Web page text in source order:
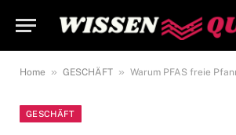
Home » GESCHÄFT » Warum PFAS freie Pfannen in
GESCHÄFT